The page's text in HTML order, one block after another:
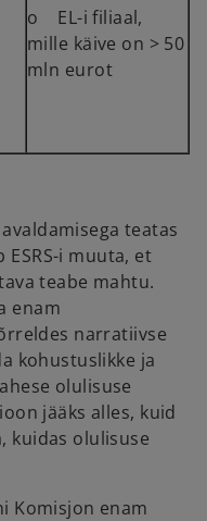
o EL-i filiaal,
mille käive on > 50
mln eurot
teatas
i muuta, et
teabe mahtu.
enam
narratiivse
kohustuslikke ja
olulisuse
jääks alles, kuid
kuidas olulisuse
Komisjon enam